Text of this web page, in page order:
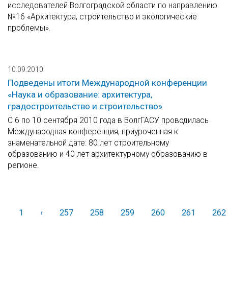
исследователей Волгоградской области по направлению
№16 «Архитектура, строительство и экологические
проблемы».
10.09.2010
Подведены итоги Международной конференции
«Наука и образование: архитектура,
градостроительство и строительство»
С 6 по 10 сентября 2010 года в ВолгГАСУ проводилась
Международная конференция, приуроченная к
знаменательной дате: 80 лет строительному
образованию и 40 лет архитектурному образованию в
регионе.
1 ‹Назад257 258 259 260 261 262